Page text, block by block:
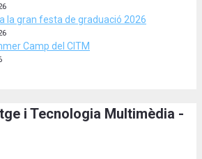
la gran festa de graduació 2026
Camp del CITM
i Tecnologia Multimèdia -